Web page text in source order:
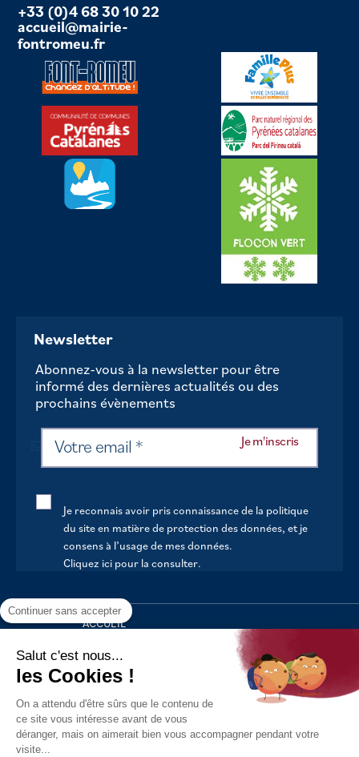
+33 (0)4 68 30 10 22
accueil@mairie-
fontromeu.fr
Newsletter
Abonnez-vous à la newsletter pour être
informé des dernières actualités ou des
prochains évènements
Je reconnais avoir pris connaissance de la politique
du site en matière de protection des données, et je
consens à l’usage de mes données.
Cliquez ici pour la consulter.
ACCUEIL
VOTRE MAIRIE
VOTRE QUOTIDIEN
AU FIL DE LA VIE
LOISIRS
Continuer sans accepter
Salut c'est nous...
les Cookies !
On a attendu d'être sûrs que le contenu de
ce site vous intéresse avant de vous
déranger, mais on aimerait bien vous accompagner pendant votre
visite...